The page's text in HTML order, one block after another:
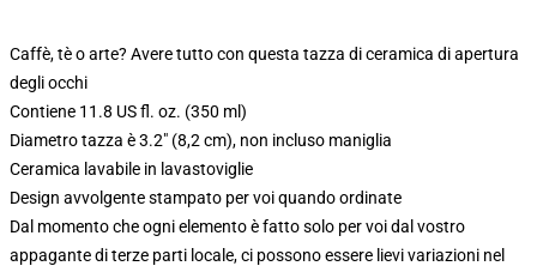
Caffè, tè o arte? Avere tutto con questa tazza di ceramica di apertura
degli occhi
Contiene 11.8 US fl. oz. (350 ml)
Diametro tazza è 3.2" (8,2 cm), non incluso maniglia
Ceramica lavabile in lavastoviglie
Design avvolgente stampato per voi quando ordinate
Dal momento che ogni elemento è fatto solo per voi dal vostro
appagante di terze parti locale, ci possono essere lievi variazioni nel